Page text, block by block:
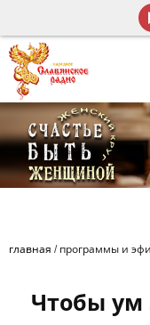
главная / программы и
Чтобы ум